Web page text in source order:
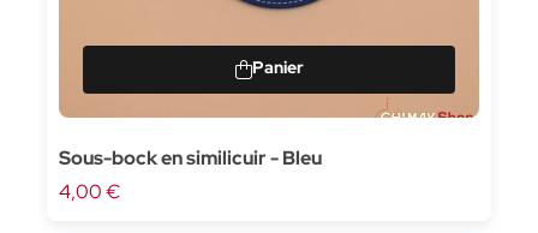
Sous-bock en similicuir - Bleu
4,00 €